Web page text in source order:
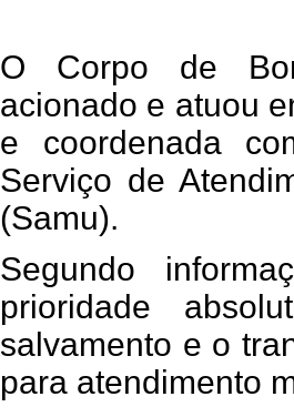
O Corpo de
acionado e atuou
e coordenada
Serviço de
(Samu).
Segundo
prioridade
salvamento e o
para atendimento